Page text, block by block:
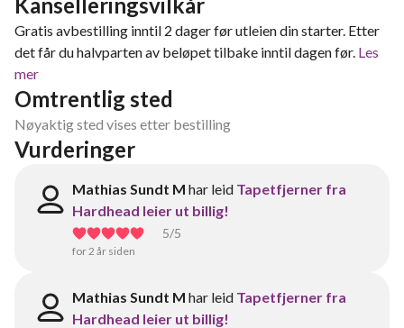
Gratis avbestilling inntil 2 dager før utleien din starter. Etter
det får du halvparten av beløpet tilbake inntil dagen før. Les
mer
Omtrentlig sted
Nøyaktig sted vises etter bestilling
Vurderinger
Mathias Sundt M har leid Tapetfjerner fra
Hardhead leier ut billig!
5/5
for 2 år siden
Mathias Sundt M har leid Tapetfjerner fra
Hardhead leier ut billig!